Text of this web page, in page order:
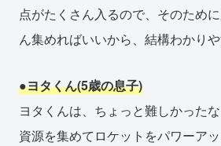
点がたくさん入るので、そのため
ん集めればいいから、結構わかりや
●ヨタくん(5歳の息子)
ヨタくんは、ちょっと難しかったな
資源を集めてロケットをパワーア